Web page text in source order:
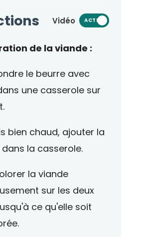
Vidéo ACTIVÉ
de la viande :
le beurre avec
une casserole sur
bien chaud, ajouter la
la casserole.
la viande
sur les deux
ce qu'elle soit